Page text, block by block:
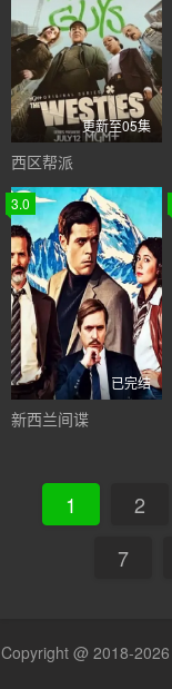
更新至05集
西区帮派
3.0
已完结
新西兰间谍
1 2
7
Copyright @ 2018-2026